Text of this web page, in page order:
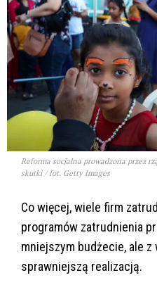
Reforma socjalna prowadzona przez
skutki / fot. Getty Images
Co więcej, wiele firm
programów zatrudnienia
mniejszym budżecie, ale
sprawniejszą realizacją.